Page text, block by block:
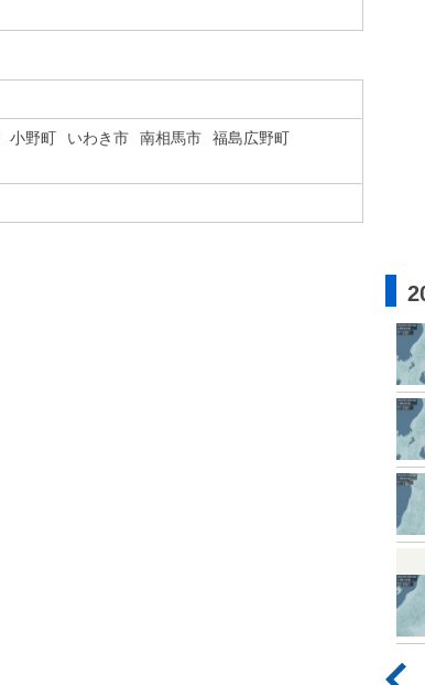
小野町 いわき市 南相馬市
福島広野町